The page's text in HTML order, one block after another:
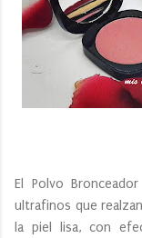
El Polvo
ultrafinos que
la piel lisa, con